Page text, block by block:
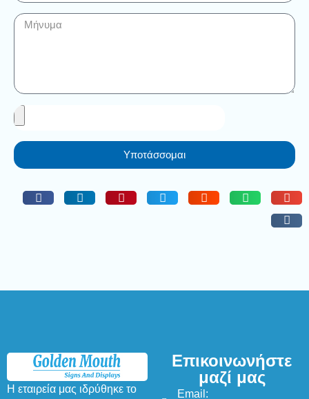
Υποτάσσομαι
Η εταιρεία μας ιδρύθηκε το
Επικοινωνήστε
μαζί μας
Email: